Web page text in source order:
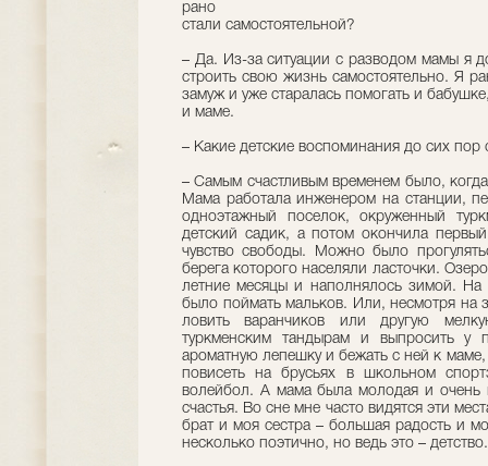
рано
стали самостоятельной?
– Да. Из-за ситуации с разводом мамы я
строить свою жизнь самостоятельно. Я
замуж и уже старалась помогать и
и маме.
– Какие детские воспоминания до сих пор
– Самым счастливым временем было,
Мама работала инженером на станции,
одноэтажный поселок, окруженный
детский садик, а потом окончила
чувство свободы. Можно было
берега которого населяли ласточки.
летние месяцы и наполнялось зимой.
было поймать мальков. Или, несмотря на
ловить варанчиков или другую
туркменским тандырам и выпросить у
ароматную лепешку и бежать с ней к
повисеть на брусьях в школьном
волейбол. А мама была молодая и очень
счастья. Во сне мне часто видятся эти
брат и моя сестра – большая радость и
несколько поэтично, но ведь это – детство.